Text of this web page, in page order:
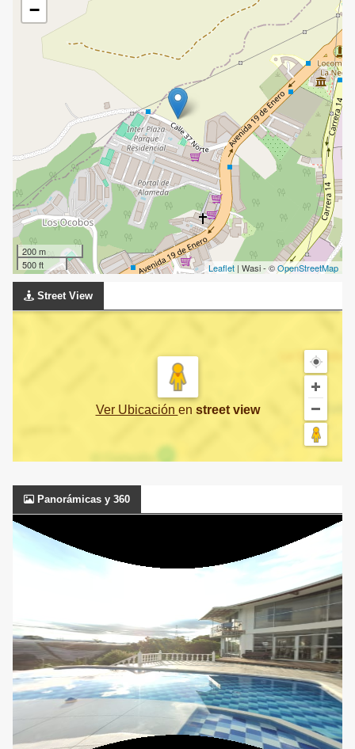
−
200 m
500 ft
Leaflet | Wasi - ©OpenStreetMap
Street View
Ver Ubicación en street view
Panorámicas y 360